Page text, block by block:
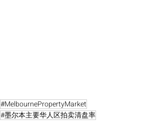
#MelbournePropertyMarket
#墨尔本主要华人区拍卖清盘率